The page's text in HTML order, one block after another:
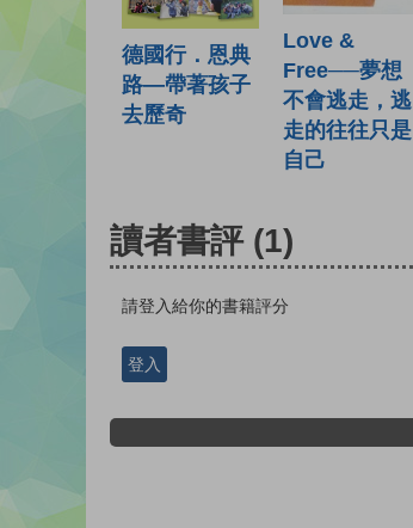
德國行．恩典
路—帶著孩子
去歷奇
Love &
Free──夢想
不會逃走，逃
走的往往只是
自己
讀者書評 (1)
請登入給你的書籍評分
登入